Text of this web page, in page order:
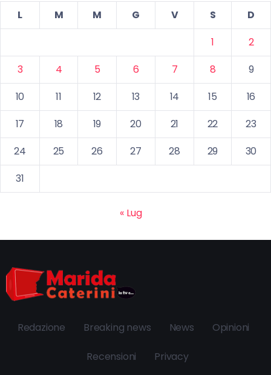
L
M M G V S
D
1
2
3
4 5 6 7 8
9
10
11 12 13 14 15
16
17
18 19 20 21 22
23
24
25 26 27 28 29
30
31
« Lug
Redazione Breaking news News Opinioni
Recensioni Privacy